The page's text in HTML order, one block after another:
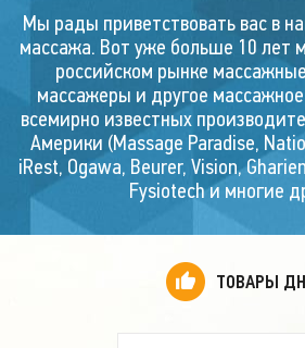
Массажное кресло
FALCON SV
2 200 000 руб.
1 699 999
ВЫ ЭКОНОМИТЕ:500 001 р.
Мы рады приветствовать вас в
массажа. Вот уже больше 10 лет
российском рынке
массажеры и другое
всемирно известных
Америки (Massage Paradise,
iRest, Ogawa, Beurer, Vision,
Fysiotech и многие
ТОВАРЫ